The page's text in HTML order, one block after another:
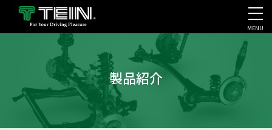
会社案内・採用・IR
MENU
製品紹介